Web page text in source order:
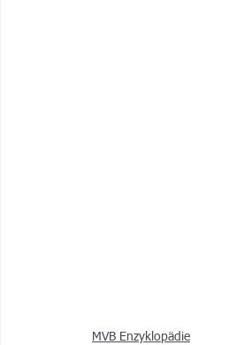
MVB Enzyklopädie